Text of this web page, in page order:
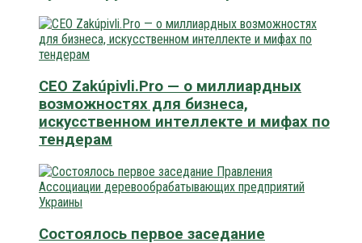
CEO Zakúpivli.Pro — о миллиардных
возможностях для бизнеса,
искусственном интеллекте и мифах по
тендерам
Состоялось первое заседание